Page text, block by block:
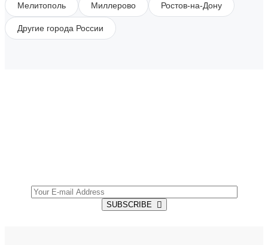
Мелитополь Миллерово Ростов-на-Дону
Другие города России
SUBSCRIBE